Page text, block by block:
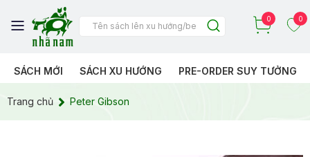
0 0
SÁCH MỚI SÁCH XU HƯỚNG PRE-ORDER SUY TƯỞNG
Trang chủ Peter Gibson